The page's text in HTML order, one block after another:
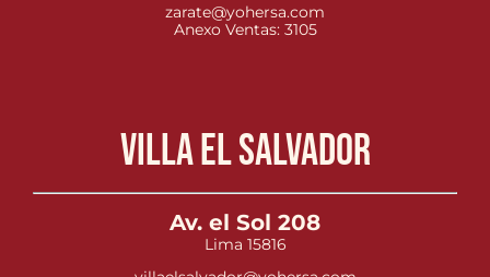
zarate@yohersa.com
Anexo Ventas: 3105
Villa el Salvador
Av. el Sol 208
Lima 15816